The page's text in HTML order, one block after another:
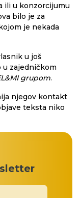
ili u konzorcijumu
bilo je za
je nekada
u još
u zajedničkom
grupom.
njegov kontakt
teksta niko